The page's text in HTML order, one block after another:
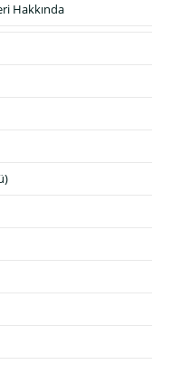
Hakkında